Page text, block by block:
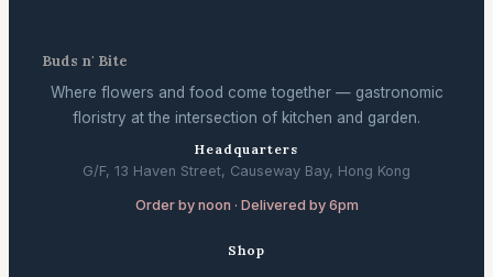
Buds n' Bite
Where flowers and food come together — gastronomic
floristry at the intersection of kitchen and garden.
Headquarters
G/F, 13 Haven Street, Causeway Bay, Hong Kong
Order by noon · Delivered by 6pm
Shop